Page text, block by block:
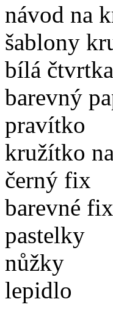
návod na
šablony
bílá
barevný
kružítko
černý fix
pastelky
nůžky
lepidlo